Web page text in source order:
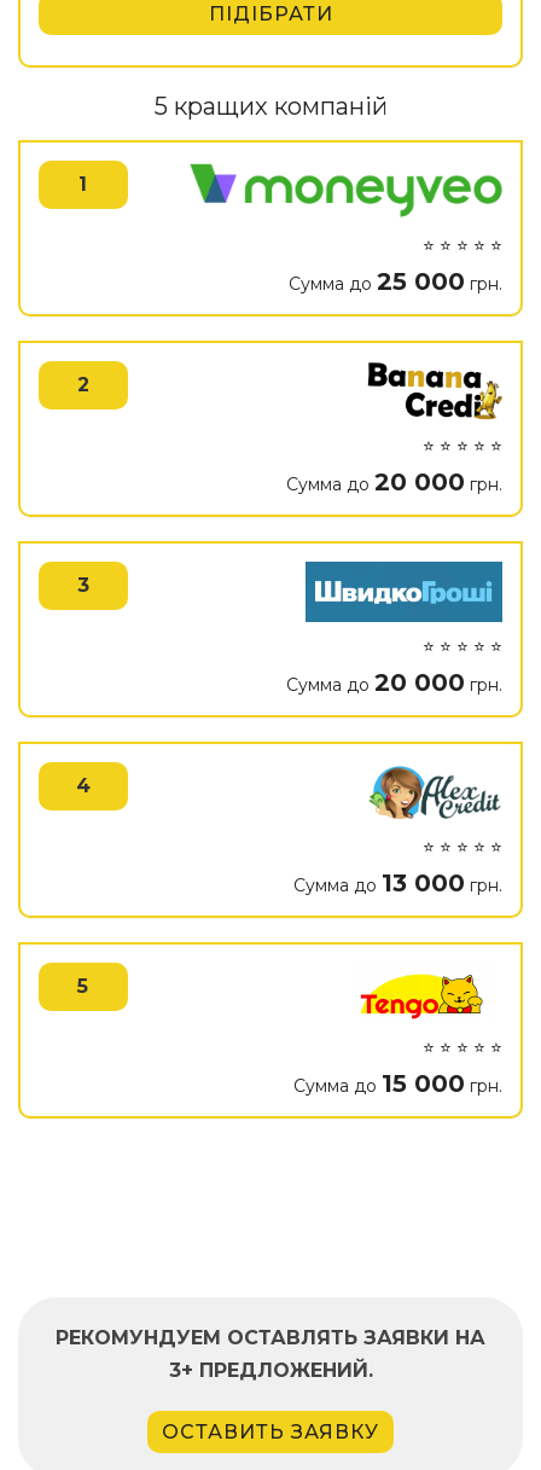
ПІДІБРАТИ
5 кращих компаній
1
⭐ ⭐ ⭐ ⭐ ⭐
Сумма до 25 000 грн.
2
⭐ ⭐ ⭐ ⭐ ⭐
Сумма до 20 000 грн.
3
⭐ ⭐ ⭐ ⭐ ⭐
Сумма до 20 000 грн.
4
⭐ ⭐ ⭐ ⭐ ⭐
Сумма до 13 000 грн.
5
⭐ ⭐ ⭐ ⭐ ⭐
Сумма до 15 000 грн.
РЕКОМУНДУЕМ ОСТАВЛЯТЬ ЗАЯВКИ НА
3+ ПРЕДЛОЖЕНИЙ.
ОСТАВИТЬ ЗАЯВКУ